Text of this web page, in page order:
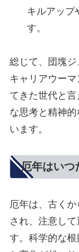
キルアップ
す。
総じて、団塊
キャリアウー
てきた世代と
な思考と精神
います。
厄年はいつ
厄年は、古く
され、注意し
す。科学的な